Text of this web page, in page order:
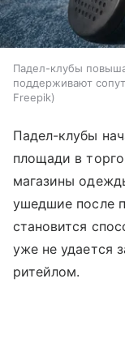
Падел-клубы
поддерживают
Freepik
Падел-клубы
площади в
магазины
ушедшие после
становится
уже не удается
ритейлом.